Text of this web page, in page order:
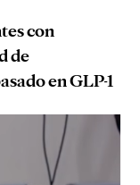
con
de
en GLP-1